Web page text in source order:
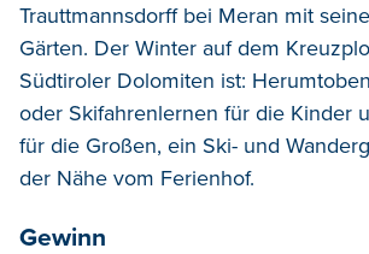
Trauttmannsdorff bei Meran mit
Gärten. Der Winter auf dem
Südtiroler Dolomiten ist:
oder Skifahrenlernen für die Kinder
für die Großen, ein Ski- und
der Nähe vom Ferienhof.
Gewinn